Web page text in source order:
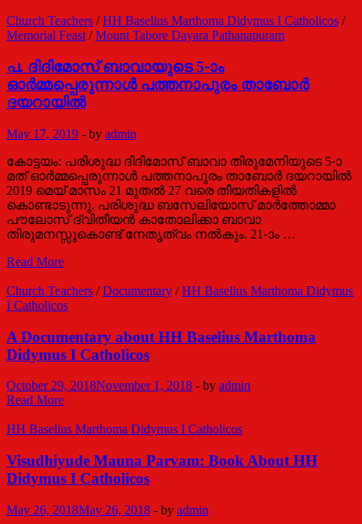
I
Catholicos:
Photos
Church Teachers /HH Baselius Marthoma Didymus I Catholicos /
Memorial Feast /Mount Tabore Dayara Pathanapuram
പ. ദിദിമോസ് ബാവായുടെ 5-ാം
ഓര്‍മ്മപ്പെരുന്നാള്‍ പത്തനാപുരം താബോര്‍
ദയറായില്‍
May 17, 2019 - by admin
കോട്ടയം: പരിശുദ്ധ ദിദിമോസ് ബാവാ തിരുമേനിയുടെ 5-ാ
മത് ഓര്‍മ്മപ്പെരുന്നാള്‍ പത്തനാപുരം താബോര്‍ ദയറായില്‍
2019 മെയ് മാസം 21 മുതല്‍ 27 വരെ തീയതികളില്‍
കൊണ്ടാടുന്നു. പരിശുദ്ധ ബസേലിയോസ് മാര്‍ത്തോമ്മാ
പൗലോസ് ദ്വിതീയന്‍ കാതോലിക്കാ ബാവാ
തിരുമനസ്സുകൊണ്ട് നേതൃത്വം നല്‍കും. 21-ാം …
പ.
ബാവായുടെ 5-ാം
ഓര്‍മ്മപ്പെരുന്നാള്‍
താബോര്‍
ദയറായില്‍
Read More
Church Teachers /Documentary /HH Baselius Marthoma Didymus
I Catholicos
A Documentary about HH Baselius Marthoma
Didymus I Catholicos
October 29, 2018November 1, 2018 - by admin
A
about
Baselius
Marthoma
Didymus
Catholicos
Read More
HH Baselius Marthoma Didymus I Catholicos
Visudhiyude Mauna Parvam: Book About HH
Didymus I Catholicos
May 26, 2018May 26, 2018 - by admin